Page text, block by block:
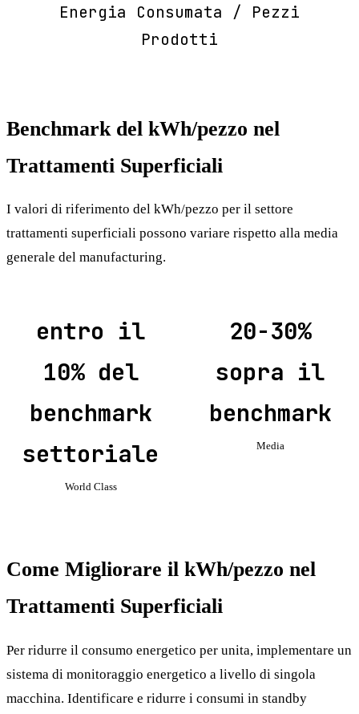
Energia Consumata / Pezzi
Prodotti
Benchmark del kWh/pezzo nel
Trattamenti Superficiali
I valori di riferimento del kWh/pezzo per il settore
trattamenti superficiali possono variare rispetto alla media
generale del manufacturing.
entro il
10% del
benchmark
settoriale
World Class
20-30%
sopra il
benchmark
Media
Come Migliorare il kWh/pezzo nel
Trattamenti Superficiali
Per ridurre il consumo energetico per unita, implementare un
sistema di monitoraggio energetico a livello di singola
macchina. Identificare e ridurre i consumi in standby